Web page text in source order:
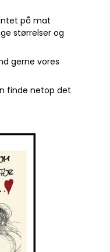
på mat
størrelser og
gerne vores
finde netop det